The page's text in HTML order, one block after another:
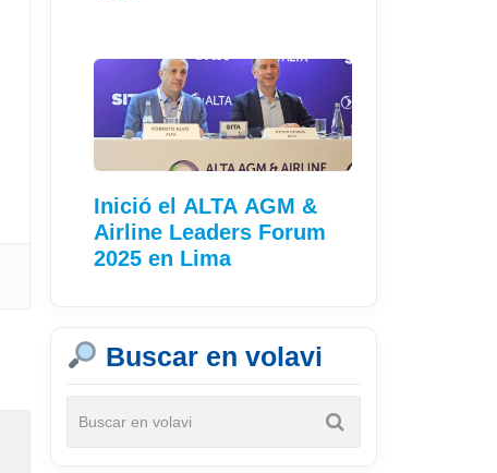
Inició el ALTA AGM &
Airline Leaders Forum
2025 en Lima
Buscar en volavi